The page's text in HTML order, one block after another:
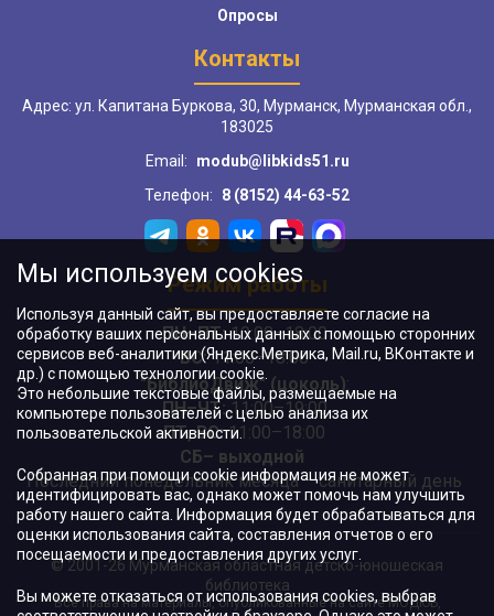
Опросы
Контакты
Адрес: ул. Капитана Буркова, 30, Мурманск, Мурманская обл.,
183025
Email:
modub@libkids51.ru
Телефон:
8 (8152) 44-63-52
Режим работы
ПН–ПТ:10:00–18:00
ВС:11:00–18:00
"БиблиоДвиж" (цоколь):
ПН–ЧТ:11:00–19:00
ПТ, ВС:11:00–18:00
СБ– выходной
Последний понедельник месяца – санитарный день
© 2001-26 Мурманская областная детско-юношеская
библиотека
Все права на материалы, опубликованные на сайте МОДЮБ,
Мы используем cookies
Используя данный сайт, вы предоставляете согласие на
обработку ваших персональных данных с помощью сторонних
сервисов веб-аналитики (Яндекс.Метрика, Mail.ru, ВКонтакте и
др.) с помощью технологии cookie.
Это небольшие текстовые файлы, размещаемые на
компьютере пользователей с целью анализа их
пользовательской активности.
Собранная при помощи cookie информация не может
идентифицировать вас, однако может помочь нам улучшить
работу нашего сайта. Информация будет обрабатываться для
оценки использования сайта, составления отчетов о его
посещаемости и предоставления других услуг.
Вы можете отказаться от использования cookies, выбрав